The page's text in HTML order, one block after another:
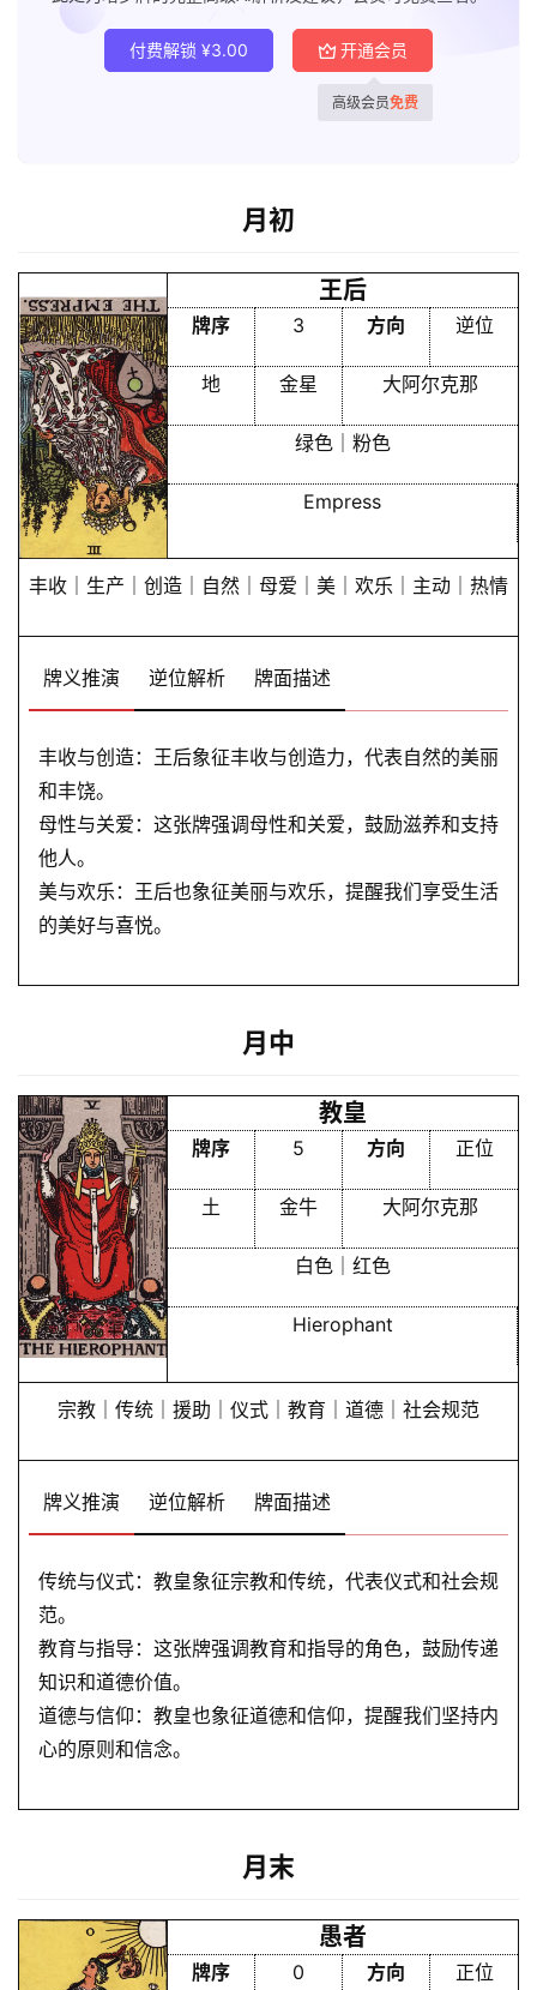
占
卜
命
理
务
会
登录
付费解锁 ¥3.00 开通会员
高级会员免费
月初
王后
牌序 3 方向 逆位
地 金星 大阿尔克那
绿色｜粉色
Empress
丰收｜生产｜创造｜自然｜母爱｜美｜欢乐｜主动｜热情
牌义推演 逆位解析 牌面描述
丰收与创造：王后象征丰收与创造力，代表自然的美丽
和丰饶。
母性与关爱：这张牌强调母性和关爱，鼓励滋养和支持
他人。
美与欢乐：王后也象征美丽与欢乐，提醒我们享受生活
的美好与喜悦。
月中
教皇
牌序 5 方向 正位
土 金牛 大阿尔克那
白色｜红色
Hierophant
宗教｜传统｜援助｜仪式｜教育｜道德｜社会规范
牌义推演 逆位解析 牌面描述
传统与仪式：教皇象征宗教和传统，代表仪式和社会规
范。
教育与指导：这张牌强调教育和指导的角色，鼓励传递
知识和道德价值。
道德与信仰：教皇也象征道德和信仰，提醒我们坚持内
心的原则和信念。
月末
愚者
牌序 0 方向 正位